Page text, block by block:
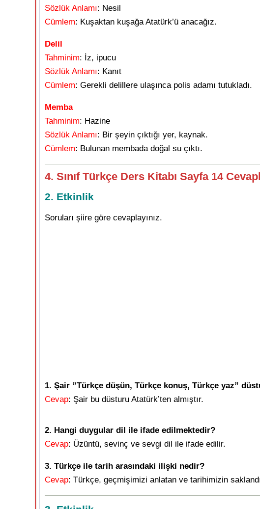
Sözlük Anlamı: Nesil
Cümlem: Kuşaktan kuşağa Atatürk’ü anacağız.
Delil
Tahminim: İz, ipucu
Sözlük Anlamı: Kanıt
Cümlem: Gerekli delillere ulaşınca polis adamı tutukladı.
Memba
Tahminim: Hazine
Sözlük Anlamı: Bir şeyin çıktığı yer, kaynak.
Cümlem: Bulunan membada doğal su çıktı.
4. Sınıf Türkçe Ders Kitabı Sayfa 14
2. Etkinlik
Soruları şiire göre cevaplayınız.
1. Şair ”Türkçe düşün, Türkçe konuş, Türkçe yaz”
Cevap: Şair bu düsturu Atatürk’ten almıştır.
2. Hangi duygular dil ile ifade edilmektedir?
Cevap: Üzüntü, sevinç ve sevgi dil ile ifade edilir.
3. Türkçe ile tarih arasındaki ilişki nedir?
Cevap: Türkçe, geçmişimizi anlatan ve tarihimizin